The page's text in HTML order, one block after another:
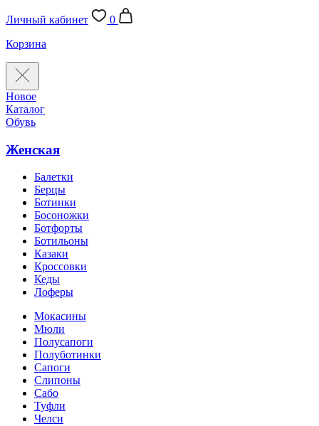
Личный кабинет
0
Корзина
Новое
Каталог
Обувь
Женская
Балетки
Берцы
Ботинки
Босоножки
Ботфорты
Ботильоны
Казаки
Кроссовки
Кеды
Лоферы
Мокасины
Мюли
Полусапоги
Полуботинки
Сапоги
Слипоны
Сабо
Туфли
Челси